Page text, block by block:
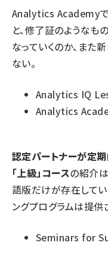
Analytics Academyで
と、修了証のようなも
なっていくのか、また
ない。
Analytics IQ
Analytics
認定パートナーが定期
「上級」コースの紹介
語版だけが存在して
ングプログラムは提供
Seminars for